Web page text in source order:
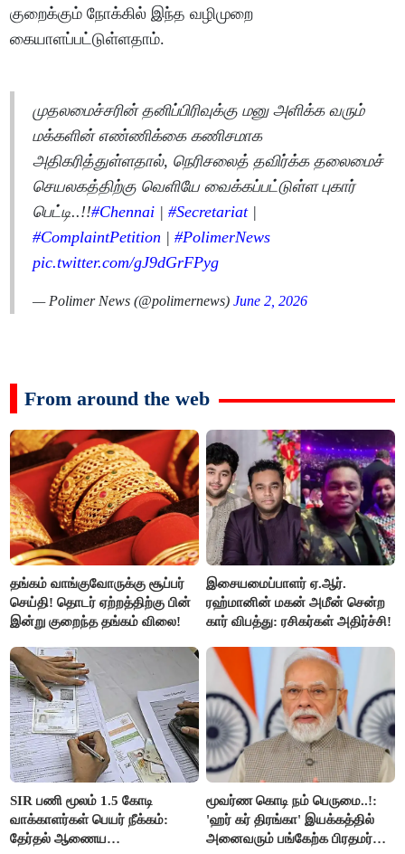
குறைக்கும் நோக்கில் இந்த வழிமுறை
கையாளப்பட்டுள்ளதாம்.
முதலமைச்சரின் தனிப்பிரிவுக்கு மனு அளிக்க வரும்
மக்களின் எண்ணிக்கை கணிசமாக
அதிகரித்துள்ளதால், நெரிசலைத் தவிர்க்க தலைமைச்
செயலகத்திற்கு வெளியே வைக்கப்பட்டுள்ள புகார்
பெட்டி..!!#Chennai |#Secretariat|
#ComplaintPetition |#PolimerNews
pic.twitter.com/gJ9dGrFPyg
— Polimer News (@polimernews)June 2, 2026
From around the web
தங்கம் வாங்குவோருக்கு சூப்பர்
செய்தி! தொடர் ஏற்றத்திற்கு பின்
இன்று குறைந்த தங்கம் விலை!
இசையமைப்பாளர் ஏ.ஆர்.
ரஹ்மானின் மகன் அமீன் சென்ற
கார் விபத்து: ரசிகர்கள் அதிர்ச்சி!
SIR பணி மூலம் 1.5 கோடி
வாக்காளர்கள் பெயர் நீக்கம்:
தேர்தல் ஆணைய
மூவர்ண கொடி நம் பெருமை..!:
'ஹர் கர் திரங்கா' இயக்கத்தில்
அனைவரும் பங்கேற்க பிரதமர்